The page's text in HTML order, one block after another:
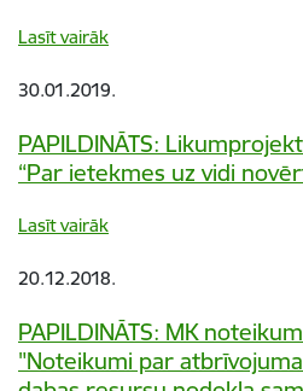
Lasīt vairāk
30.01.2019.
PAPILDINĀTS:
“Par ietekmes uz vidi
Lasīt vairāk
20.12.2018.
PAPILDINĀTS: MK
"Noteikumi par